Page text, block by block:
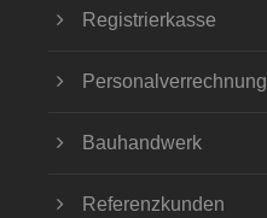
Registrierkasse
Personalverrechnung
Bauhandwerk
Referenzkunden